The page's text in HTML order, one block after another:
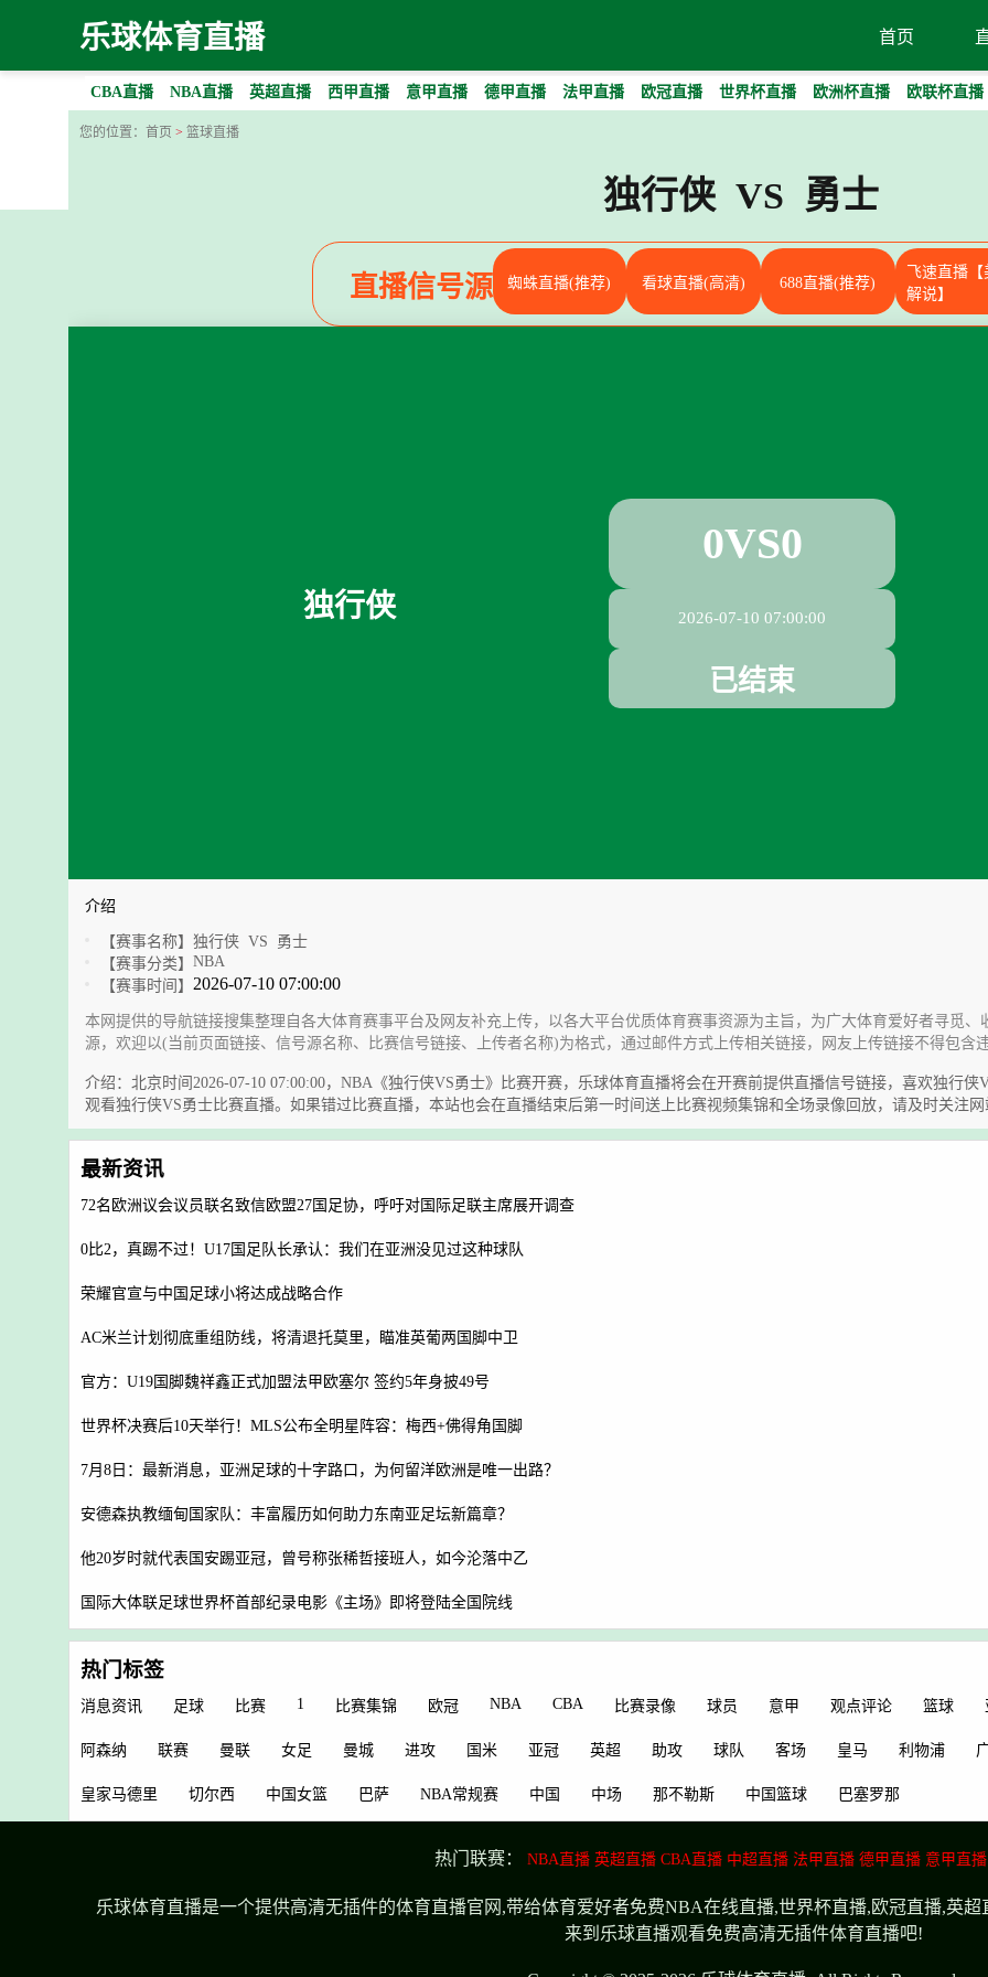
乐球体育直播 首页
CBA直播 NBA直播 英超直播 西甲直播 意甲直播 德甲直播 法甲直播 欧冠直播 世界杯直播 欧洲杯直播 欧联杯直播
您的位置： 首页 > 篮球直播
独行侠 VS 勇士
直播信号源 蜘蛛直播(推荐) 看球直播(高清) 688直播(推荐)
飞速直播
解说】
独行侠
0VS0
2026-07-10 07:00:00
已结束
介绍
【赛事名称】 独行侠 VS 勇士
【赛事分类】 NBA
【赛事时间】 2026-07-10 07:00:00
本网提供的导航链接搜集整理自各大体育赛事平台及网友补充上传，以各大平台优质体育赛事资源为主旨，为广大体育爱好者寻觅
源，欢迎以(当前页面链接、信号源名称、比赛信号链接、上传者名称)为格式，通过邮件方式上传相关链接，网友上传链接不得包含
介绍：北京时间2026-07-10 07:00:00，NBA《独行侠VS勇士》比赛开赛，乐球体育直播将会在开赛前提供直播信号链接，喜欢独行
观看独行侠VS勇士比赛直播。如果错过比赛直播，本站也会在直播结束后第一时间送上比赛视频集锦和全场录像回放，请及时关注
最新资讯
72名欧洲议会议员联名致信欧盟27国足协，呼吁对国际足联主席展开调查
0比2，真踢不过！U17国足队长承认：我们在亚洲没见过这种球队
荣耀官宣与中国足球小将达成战略合作
AC米兰计划彻底重组防线，将清退托莫里，瞄准英葡两国脚中卫
官方：U19国脚魏祥鑫正式加盟法甲欧塞尔 签约5年身披49号
世界杯决赛后10天举行！MLS公布全明星阵容：梅西+佛得角国脚
7月8日：最新消息，亚洲足球的十字路口，为何留洋欧洲是唯一出路？
安德森执教缅甸国家队：丰富履历如何助力东南亚足坛新篇章？
他20岁时就代表国安踢亚冠，曾号称张稀哲接班人，如今沦落中乙
国际大体联足球世界杯首部纪录电影《主场》即将登陆全国院线
热门标签
消息资讯 足球 比赛 1 比赛集锦 欧冠 NBA CBA 比赛录像 球员 意甲 观点评论 篮球
阿森纳 联赛 曼联 女足 曼城 进攻 国米 亚冠 英超 助攻 球队 客场 皇马 利物浦
皇家马德里 切尔西 中国女篮 巴萨 NBA常规赛 中国 中场 那不勒斯 中国篮球 巴塞罗那
热门联赛： NBA直播 英超直播 CBA直播 中超直播 法甲直播 德甲直播 意甲直播
乐球体育直播是一个提供高清无插件的体育直播官网,带给体育爱好者免费NBA在线直播,世界杯直播,欧冠直播,英
来到乐球直播观看免费高清无插件体育直播吧!